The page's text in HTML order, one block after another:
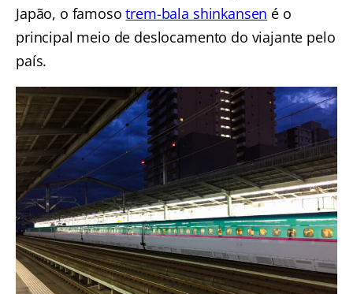
Japão, o famosotrem-bala shinkansen é o
principal meio de deslocamento do viajante pelo
país.